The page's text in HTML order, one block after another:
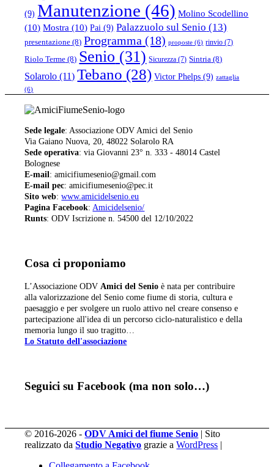
(9) Manutenzione (46) Molino Scodellino
(10) Mostra (10) Pai (9) Palazzuolo sul Senio (13)
presentazione (8) Programma (18) proposte (6) rinvio (7)
Riolo Terme (8) Senio (31) Sicurezza (7) Sintria (8)
Solarolo (11) Tebano (28) Victor Phelps (9) zattaglia
(6)
Sede legale: Associazione ODV Amici del Senio
Via Gaiano Nuova, 20, 48022 Solarolo RA
Sede operativa: via Giovanni 23° n. 333 - 48014 Castel
Bolognese
E-mail: amicifiumesenio@gmail.com
E-mail pec: amicifiumesenio@pec.it
Sito web:www.amicidelsenio.eu
Pagina Facebook:Amicidelsenio/
Runts: ODV Iscrizione n. 54500 del 12/10/2022
Cosa ci proponiamo
L’Associazione ODVAmici del Senio è nata per contribuire
alla valorizzazione del Senio come fiume di storia, cultura e
paesaggio e per svolgere un ruolo attivo nel creare consenso e
partecipazione all'idea di un percorso ciclo-naturalistico e della
memoria lungo il suo tragitto…
Lo Statuto dell'associazione
Seguici su Facebook (ma non solo…)
© 2016-2026 -ODV Amici del fiume Senio | Sito
realizzato daStudio Negativo grazie aWordPress |